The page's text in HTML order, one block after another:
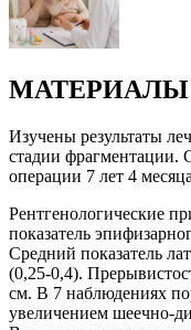
Изучены результаты
стадии фрагментации.
операции 7 лет 4
Рентгенологические
показатель
Средний показатель
(0,25-0,4).
см. В 7 наблюдениях
увеличением шеечно-